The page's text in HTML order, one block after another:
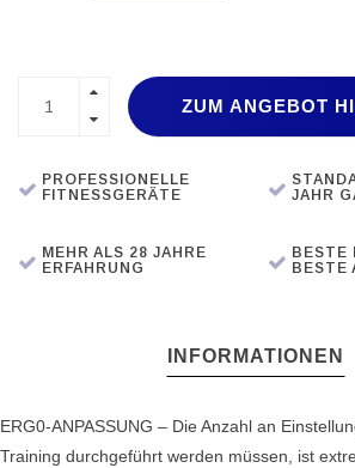
ZUM ANGEBOT
PROFESSIONELLE
FITNESSGERÄTE
AHR
MEHR ALS 28 JAHRE
ERFAHRUNG
BESTE
BESTE
INFORMATIONEN
ERG0-ANPASSUNG – Die Anzahl an
Training durchgeführt werden müssen, ist